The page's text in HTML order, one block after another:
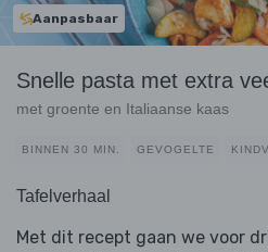
Aanpasbaar
Snelle pasta met extra
met groente en Italiaanse kaas
BINNEN 30 MIN. GEVOGELTE
Tafelverhaal
Met dit recept gaan we voor